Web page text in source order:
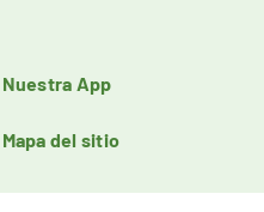
Nuestra App
Mapa del sitio